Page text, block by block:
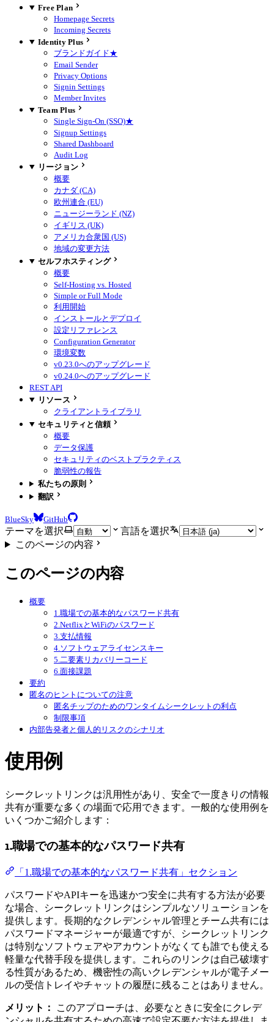
Free Plan
Homepage Secrets
Incoming Secrets
Identity Plus
ブランドガイド★
Email Sender
Privacy Options
Signin Settings
Member Invites
Team Plus
Single Sign-On (SSO)★
Signup Settings
Shared Dashboard
Audit Log
リージョン
概要
カナダ (CA)
欧州連合 (EU)
ニュージーランド (NZ)
イギリス (UK)
アメリカ合衆国 (US)
地域の変更方法
セルフホスティング
概要
Self-Hosting vs. Hosted
Simple or Full Mode
利用開始
インストールとデプロイ
設定リファレンス
Configuration Generator
環境変数
v0.23.0へのアップグレード
v0.24.0へのアップグレード
REST API
リソース
クライアントライブラリ
セキュリティと信頼
概要
データ保護
セキュリティのベストプラクティス
脆弱性の報告
私たちの原則
翻訳
BlueSky GitHub
テーマを選択
言語を選択
このページの内容
このページの内容
概要
1.職場での基本的なパスワード共有
2.NetflixとWiFiのパスワード
3.支払情報
4.ソフトウェアライセンスキー
5.二要素リカバリーコード
6.面接課題
要約
匿名のヒントについての注意
匿名チップのためのワンタイムシークレットの利点
制限事項
内部告発者と個人的リスクのシナリオ
使用例
シークレットリンクは汎用性があり、安全で一度きりの情報
共有が重要な多くの場面で応用できます。一般的な使用例を
いくつかご紹介します：
1.職場での基本的なパスワード共有
「1.職場での基本的なパスワード共有」セクション
パスワードやAPIキーを迅速かつ安全に共有する方法が必要
な場合、シークレットリンクはシンプルなソリューションを
提供します。長期的なクレデンシャル管理とチーム共有には
パスワードマネージャーが最適ですが、シークレットリンク
は特別なソフトウェアやアカウントがなくても誰でも使える
軽量な代替手段を提供します。これらのリンクは自己破壊す
る性質があるため、機密性の高いクレデンシャルが電子メー
ルの受信トレイやチャットの履歴に残ることはありません。
メリット：
このアプローチは、必要なときに安全にクレデ